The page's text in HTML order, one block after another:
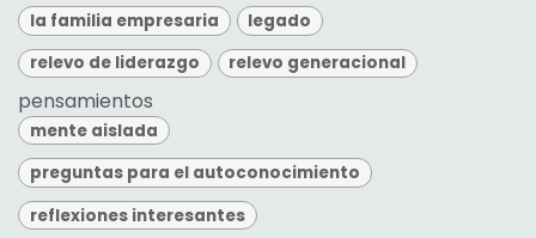
la familia empresaria
legado
relevo de liderazgo
relevo generacional
pensamientos
mente aislada
preguntas para el autoconocimiento
reflexiones interesantes